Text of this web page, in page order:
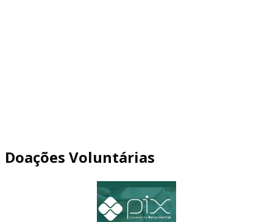
Doações Voluntárias